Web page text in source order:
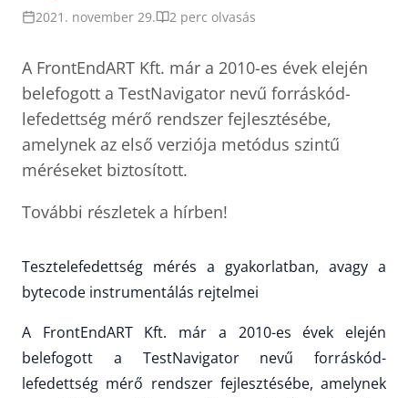
2021. november 29. 2 perc olvasás
A FrontEndART Kft. már a 2010-es évek elején
belefogott a TestNavigator nevű forráskód-
lefedettség mérő rendszer fejlesztésébe,
amelynek az első verziója metódus szintű
méréseket biztosított.
További részletek a hírben!
Tesztelefedettség mérés a gyakorlatban, avagy a
bytecode instrumentálás rejtelmei
A FrontEndART Kft. már a 2010-es évek elején
belefogott a TestNavigator nevű forráskód-
lefedettség mérő rendszer fejlesztésébe, amelynek